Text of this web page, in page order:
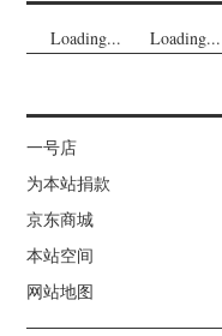
Loading... Loading...
一号店
为本站捐款
京东商城
本站空间
网站地图